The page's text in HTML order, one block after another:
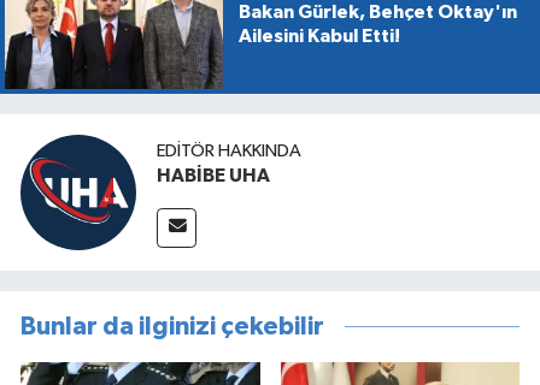
Bakan Gürlek, Behçet Oktay'ın
Ailesini Kabul Etti!
EDITÖR HAKKINDA
HABİBE UHA
Bunlar da ilginizi çekebilir